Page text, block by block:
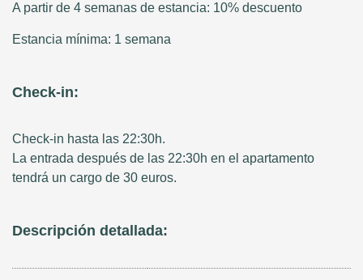
A partir de 4 semanas de estancia: 10% descuento
Estancia mínima: 1 semana
Check-in:
Check-in hasta las 22:30h.
La entrada después de las 22:30h en el apartamento
tendrá un cargo de 30 euros.
Descripción detallada: